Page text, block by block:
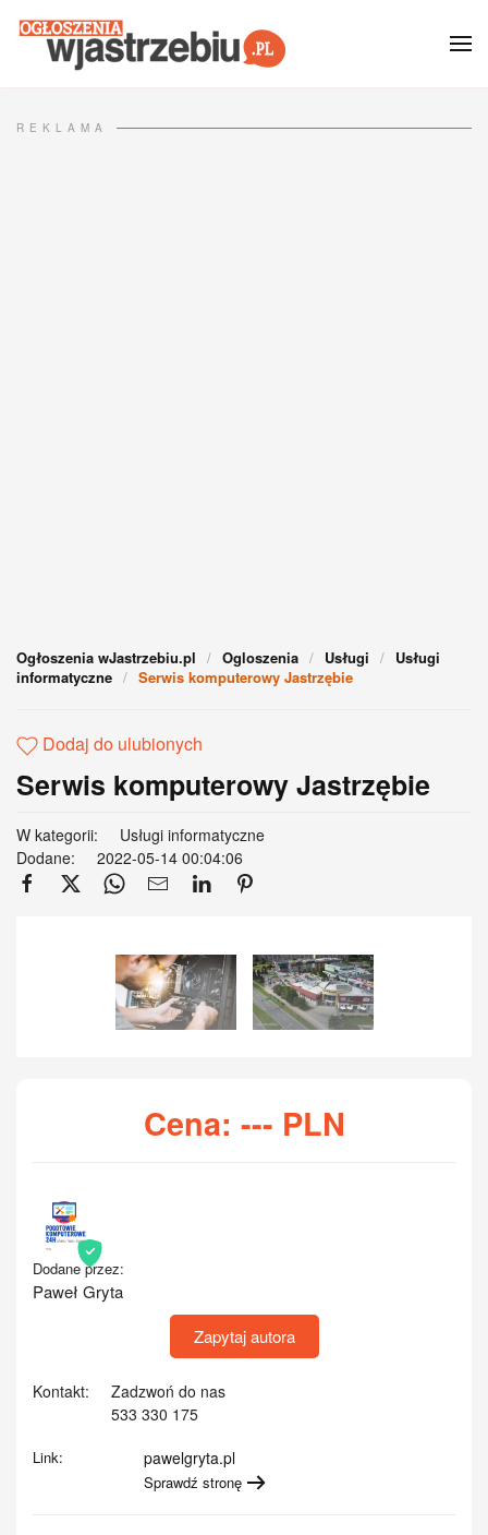
Przejdź do głównej treści
REKLAMA
Ogłoszenia wJastrzebiu.pl Ogloszenia Usługi
Usługi
informatyczne
Serwis komputerowy Jastrzębie
Dodaj do ulubionych
Serwis komputerowy Jastrzębie
W kategorii:
Usługi informatyczne
Dodane:
2022-05-14 00:04:06
Cena: --- PLN
Dodane przez:
Paweł Gryta
Zapytaj autora
Kontakt:
Zadzwoń do nas
533 330 175
Link: pawelgryta.pl
Sprawdź stronę